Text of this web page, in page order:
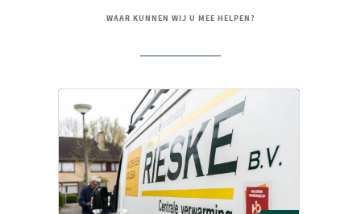
WAAR KUNNEN WIJ U MEE HELPEN?